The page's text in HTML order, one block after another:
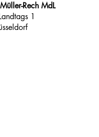
Rech MdL
1